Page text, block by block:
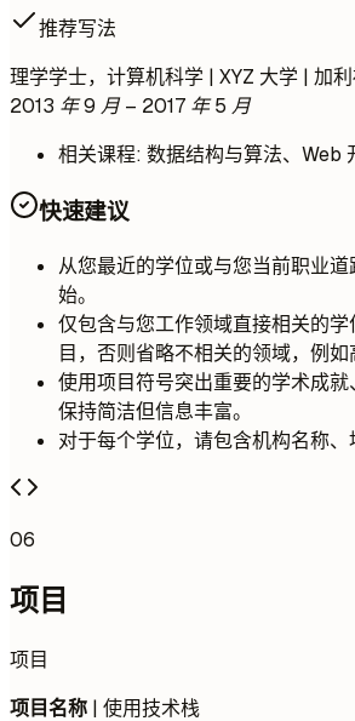
推荐写法
理学学士，计算机科学 | XYZ 大学 | 加
2013 年 9 月 – 2017 年 5 月
相关课程: 数据结构与算法、Web
快速建议
从您最近的学位或与您当前职业
始。
仅包含与您工作领域直接相关的
目，否则省略不相关的领域，例如
使用项目符号突出重要的学术成就
保持简洁但信息丰富。
对于每个学位，请包含机构名称、
06
项目
项目
项目名称 | 使用技术栈